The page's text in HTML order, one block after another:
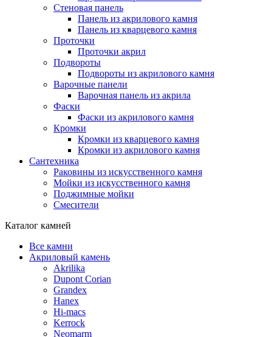
Стеновая панель
Панель из акрилового камня
Панель из кварцевого камня
Проточки
Проточки акрил
Подвороты
Подвороты из акрилового камня
Варочные панели
Варочная панель из акрила
Фаски
Фаски из акрилового камня
Кромки
Кромки из кварцевого камня
Кромки из акрилового камня
Сантехника
Раковины из искусственного камня
Мойки из искусственного камня
Поджимные мойки
Смесители
Каталог камней
Все камни
Акриловый камень
Akrilika
Dupont Corian
Grandex
Hanex
Hi-macs
Kerrock
Neomarm